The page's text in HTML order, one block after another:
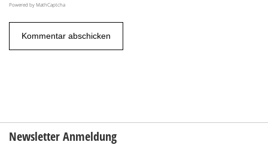
Powered byMathCaptcha
Newsletter Anmeldung